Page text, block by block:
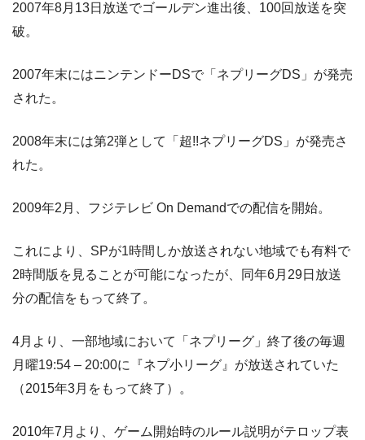
2007年8月13日放送でゴールデン進出後、100回放送を突
破。
2007年末にはニンテンドーDSで「ネプリーグDS」が発売
された。
2008年末には第2弾として「超!!ネプリーグDS」が発売さ
れた。
2009年2月、フジテレビ On Demandでの配信を開始。
これにより、SPが1時間しか放送されない地域でも有料で
2時間版を見ることが可能になったが、同年6月29日放送
分の配信をもって終了。
4月より、一部地域において「ネプリーグ」終了後の毎週
月曜19:54 – 20:00に『ネプ小リーグ』が放送されていた
（2015年3月をもって終了）。
2010年7月より、ゲーム開始時のルール説明がテロップ表